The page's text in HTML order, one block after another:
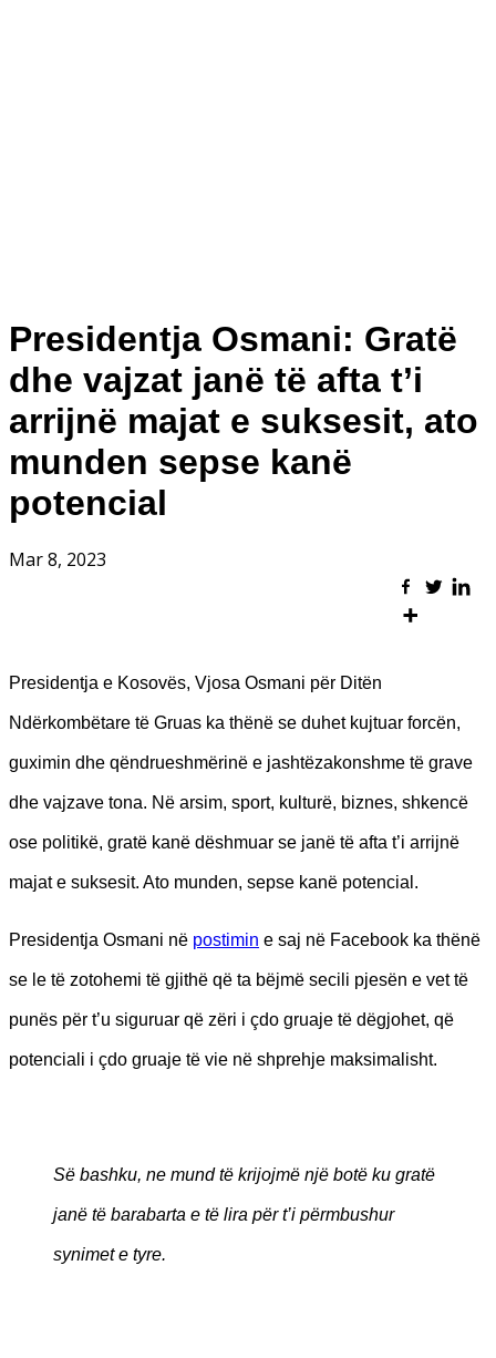
Presidentja Osmani: Gratë
dhe vajzat janë të afta t’i
arrijnë majat e suksesit, ato
munden sepse kanë
potencial
Mar 8, 2023
Presidentja e Kosovës, Vjosa Osmani për Ditën
Ndërkombëtare të Gruas ka thënë se duhet kujtuar forcën,
guximin dhe qëndrueshmërinë e jashtëzakonshme të grave
dhe vajzave tona. Në arsim, sport, kulturë, biznes, shkencë
ose politikë, gratë kanë dëshmuar se janë të afta t’i arrijnë
majat e suksesit. Ato munden, sepse kanë potencial.
Presidentja Osmani në postimin e saj në Facebook ka thënë
se le të zotohemi të gjithë që ta bëjmë secili pjesën e vet të
punës për t’u siguruar që zëri i çdo gruaje të dëgjohet, që
potenciali i çdo gruaje të vie në shprehje maksimalisht.
Së bashku, ne mund të krijojmë një botë ku gratë
janë të barabarta e të lira për t’i përmbushur
synimet e tyre.